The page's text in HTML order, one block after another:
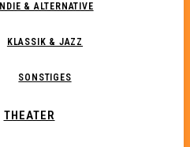
INDIE & ALTERNATIVE
KLASSIK & JAZZ
SONSTIGES
THEATER